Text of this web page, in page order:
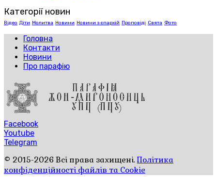
Категорії новин
Відео Діти Молитва Новини Новини з єпархій Проповіді Свята Фото
Головна
Контакти
Новини
Про парафію
Facebook
Youtube
Telegram
© 2015-2026 Всі права захищені.Політика
конфіденційності файлів та Cookie